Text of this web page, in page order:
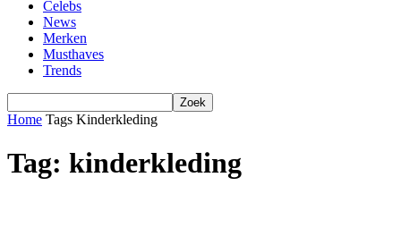
Celebs
News
Merken
Musthaves
Trends
Home Tags Kinderkleding
Tag: kinderkleding